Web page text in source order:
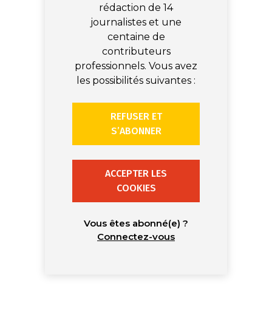
rédaction de 14
journalistes et une
centaine de
contributeurs
professionnels. Vous avez
les possibilités suivantes :
REFUSER ET
S’ABONNER
ACCEPTER LES
COOKIES
Vous êtes abonné(e) ?
Connectez-vous